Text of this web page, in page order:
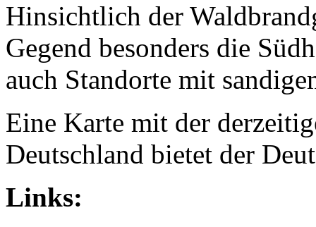
Hinsichtlich der
Gegend besonders die
auch Standorte mit
Eine Karte mit der
Deutschland bietet der
Links: